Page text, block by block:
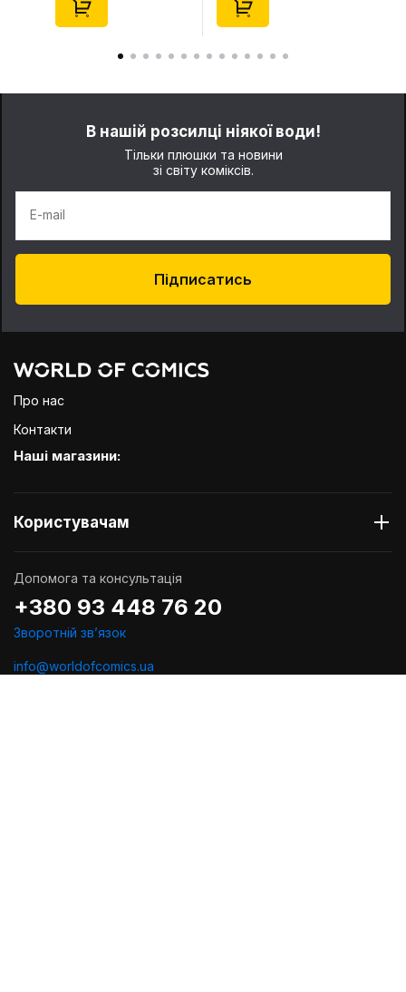
(29347)
(21372)
В нашій розсилці ніякої води!
Тільки плюшки та новини
зі світу коміксів.
E-mail
Підписатись
Про нас
Контакти
Наші магазини:
Користувачам
Допомога та консультація
+380 93 448 76 20
Зворотній звʼязок
info@worldofcomics.ua